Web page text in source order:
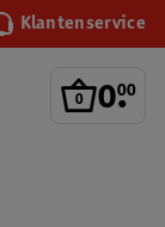
Klantenservice
0.
00